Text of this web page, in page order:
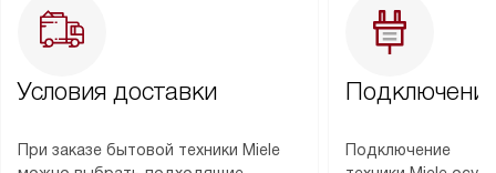
Условия доставки
При заказе бытовой техники Miele
Подключение